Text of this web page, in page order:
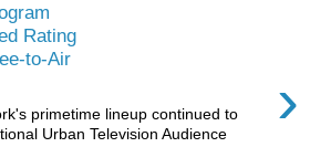
Rating
to-Air
›
primetime lineup continued to
Urban Television Audience